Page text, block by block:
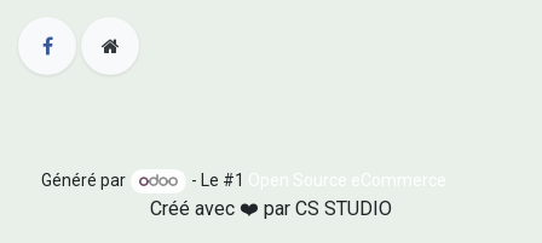
Généré par - Le #1
Créé avec ❤️ par CS STUDIO